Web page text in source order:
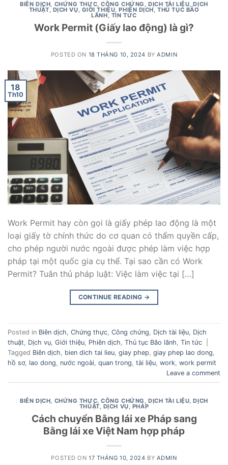
BIÊN DỊCH, CHỨNG THỰC,CÔNG CHỨNG , DỊCH TÀI LIỆU,DỊCH
THUẬT, DỊCH VỤ, GIỚI THIỆU,PHIÊN DỊCH,THỦ TỤC BÃO
LÃNH, TIN TỨC
Work Permit (Giấy lao động) là gì?
POSTED ON 18 THÁNG 10, 2024 BYADMIN
18
Th10
Work Permit hay còn gọi là giấy phép lao động là một
loại giấy tờ chính thức do cơ quan có thẩm quyền cấp,
cho phép người nước ngoài được phép làm việc hợp
pháp tại một quốc gia cụ thể. Tại sao cần có Work
Permit? Tuân thủ pháp luật: Việc làm việc tại […]
CONTINUE READING →
Posted in Biên dịch Chứng thực Công chứng Dịch tài liệu Dịch
thuật
Dịch vụ Giới thiệu Phiên dịch Thủ tục Bão lãnh Tin tức
Tagged Biên dịch bien dich tai lieu giay phep giay phep lao dong
hồ sơ, lao dong nước ngoài quan trong tài liệu work work permit
Leave a comment
BIÊN DỊCH, CHỨNG THỰC,CÔNG CHỨNG , DỊCH TÀI LIỆU,DỊCH
THUẬT, DỊCH VỤ, PHÁP
Cách chuyển Bằng lái xe Pháp sang
Bằng lái xe Việt Nam hợp pháp
POSTED ON 17 THÁNG 10, 2024 BY ADMIN